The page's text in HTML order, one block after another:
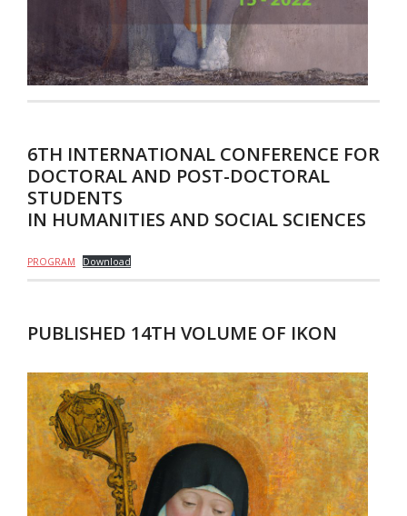
- - Cover IKON 2
- - Impressum IKON 2
- - Contents IKON 2
- IKON 3/2010
- - Cover IKON 3
- - Impressum IKON 3
- - Abstracts IKON 3
- IKON 4/2011
- - Cover IKON 4
- - Impressum IKON 4
- - Contents IKON 4
6TH INTERNATIONAL CONFERENCE FOR
DOCTORAL AND POST-DOCTORAL
STUDENTS
IN HUMANITIES AND SOCIAL SCIENCES
PROGRAM Download
PUBLISHED 14TH VOLUME OF IKON